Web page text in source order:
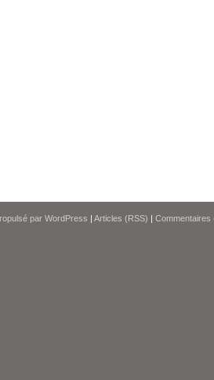
par WordPress | Articles (RSS) | Commentaires